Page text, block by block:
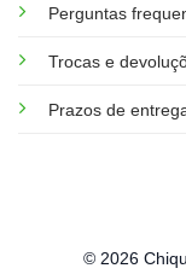
Perguntas
Trocas e
Prazos de
© 2026